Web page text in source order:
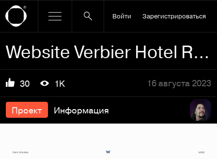
Войти Зарегистрироваться
Website Verbier Hotel Redesign
30 1K 16 августа 2023
Проект Информация